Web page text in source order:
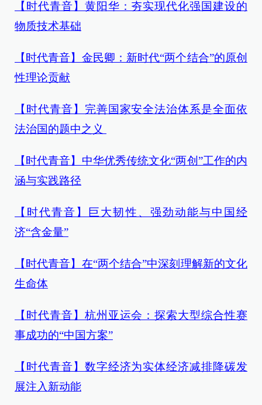
【时代青音】黄阳华：夯实现代化强国建设的
物质技术基础
【时代青音】金民卿：新时代“两个结合”的原创
性理论贡献
【时代青音】完善国家安全法治体系是全面依
法治国的题中之义
【时代青音】中华优秀传统文化“两创”工作的内
涵与实践路径
【时代青音】巨大韧性、强劲动能与中国经
济“含金量”
【时代青音】在“两个结合”中深刻理解新的文化
生命体
【时代青音】杭州亚运会：探索大型综合性赛
事成功的“中国方案”
【时代青音】数字经济为实体经济减排降碳发
展注入新动能